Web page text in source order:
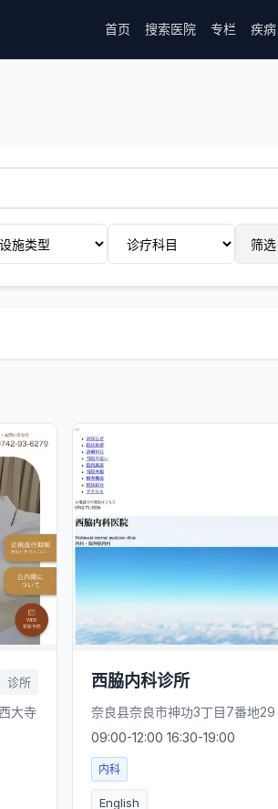
首页 搜索医院 专栏 疾病
筛选
诊所
大寺
西脇内科诊所
奈良县奈良市神功3丁目7番地29
09:00-12:00 16:30-19:00
内科
English